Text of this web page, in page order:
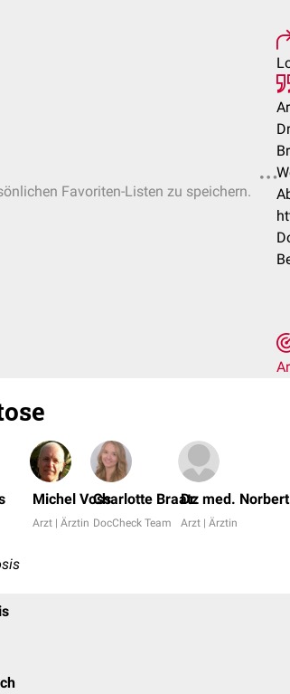
Favoriten-Listen zu speichern.
Michel Voss
Arzt | Ärztin
Charlotte Braatz
DocCheck Team
Dr. med.
Arzt | Ärztin